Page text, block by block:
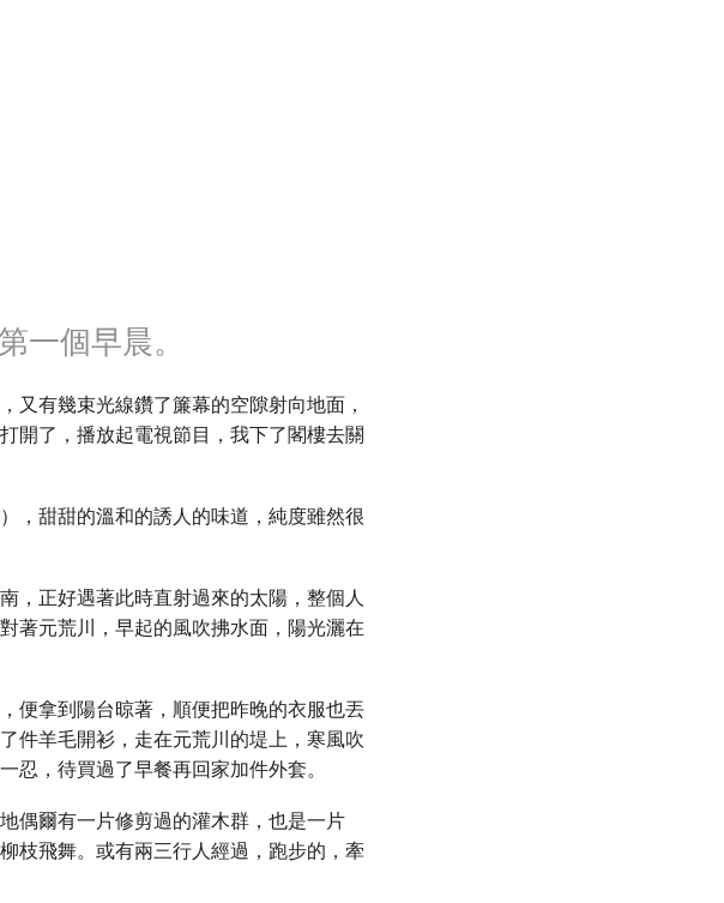
一個早晨。
又有幾束光線鑽了簾幕的空隙射向地面，
開了，播放起電視節目，我下了閣樓去關
，甜甜的溫和的誘人的味道，純度雖然很
，正好遇著此時直射過來的太陽，整個人
著元荒川，早起的風吹拂水面，陽光灑在
便拿到陽台晾著，順便把昨晚的衣服也丟
件羊毛開衫，走在元荒川的堤上，寒風吹
忍，待買過了早餐再回家加件外套。
偶爾有一片修剪過的灌木群，也是一片
枝飛舞。或有兩三行人經過，跑步的，牽